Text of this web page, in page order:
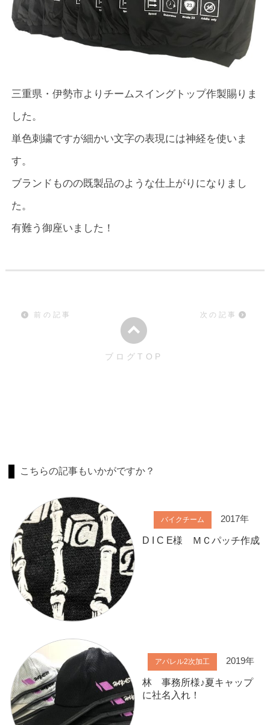
三重県・伊勢市よりチームスイングトップ作製賜りま
した。
単色刺繍ですが細かい文字の表現には神経を使いま
す。
ブランドものの既製品のような仕上がりになりまし
た。
有難う御座いました！
前の記事
ブログTOP
次の記事
こちらの記事もいかがですか？
バイクチーム 2017年
D I C E様 ＭＣパッチ作成
アパレル2次加工 2019年
林 事務所様♪夏キャップ
に社名入れ！